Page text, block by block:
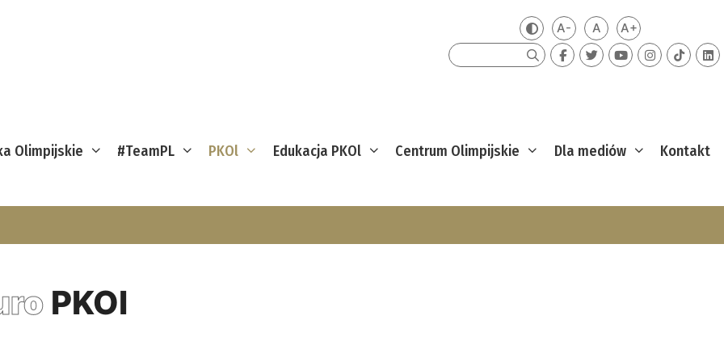
Zmień kontrast
A-Mniejsza czcionka
ADomyślna czcionka
A+Większa
Szukaj
Olimpijskie #TeamPL PKOl Edukacja PKOl Centrum Olimpijskie Dla mediów Kontakt
PKOl